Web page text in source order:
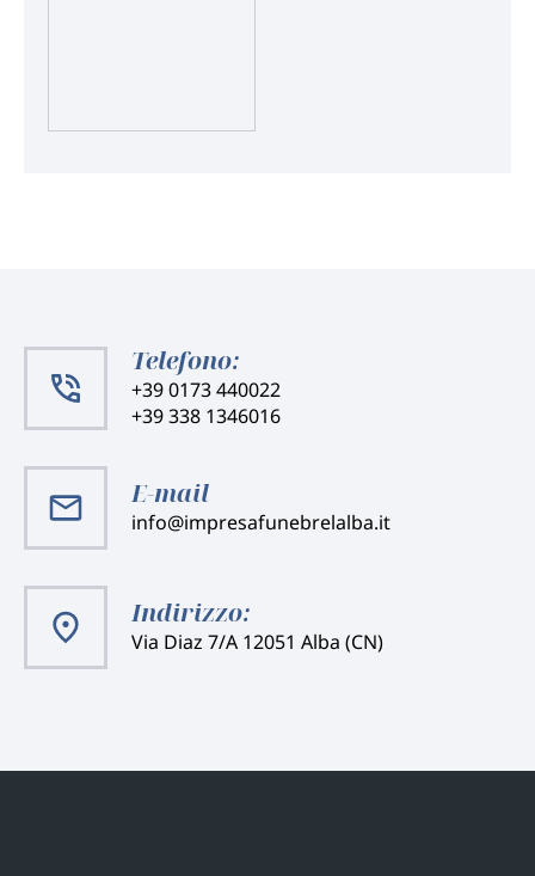
Telefono:
+39 0173 440022
+39 338 1346016
E-mail
info@impresafunebrelalba.it
Indirizzo:
Via Diaz 7/A 12051 Alba (CN)